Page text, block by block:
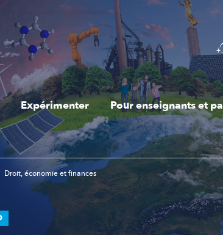
Expérimenter Pour enseignants et
Droit, économie et finances